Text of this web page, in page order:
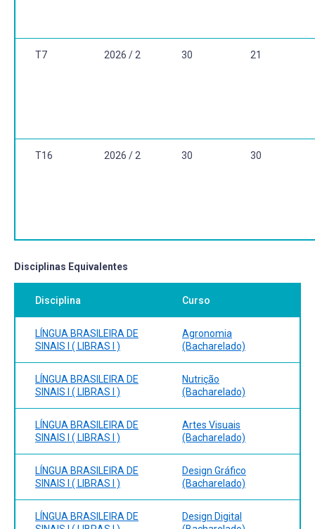
T7 2026 / 2 30 21
T16 2026 / 2 30 30
Disciplinas Equivalentes
Disciplina Curso
LÍNGUA BRASILEIRA DE
SINAIS I ( LIBRAS I )
Agronomia
(Bacharelado)
LÍNGUA BRASILEIRA DE
SINAIS I ( LIBRAS I )
Nutrição
(Bacharelado)
LÍNGUA BRASILEIRA DE
SINAIS I ( LIBRAS I )
Artes Visuais
(Bacharelado)
LÍNGUA BRASILEIRA DE
SINAIS I ( LIBRAS I )
Design Gráfico
(Bacharelado)
LÍNGUA BRASILEIRA DE
Design Digital